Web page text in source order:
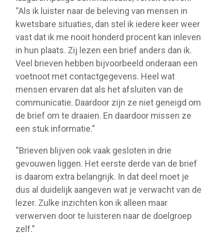
“Als ik luister naar de beleving van mensen in
kwetsbare situaties, dan stel ik iedere keer weer
vast dat ik me nooit honderd procent kan inleven
in hun plaats. Zij lezen een brief anders dan ik.
Veel brieven hebben bijvoorbeeld onderaan een
voetnoot met contactgegevens. Heel wat
mensen ervaren dat als het afsluiten van de
communicatie. Daardoor zijn ze niet geneigd om
de brief om te draaien. En daardoor missen ze
een stuk informatie.”
“Brieven blijven ook vaak gesloten in drie
gevouwen liggen. Het eerste derde van de brief
is daarom extra belangrijk. In dat deel moet je
dus al duidelijk aangeven wat je verwacht van de
lezer. Zulke inzichten kon ik alleen maar
verwerven door te luisteren naar de doelgroep
zelf.”